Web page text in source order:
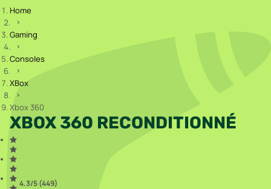
Home
Gaming
Consoles
XBox
Xbox 360
XBOX 360 RECONDITIONNÉ
4.3/5 (449)